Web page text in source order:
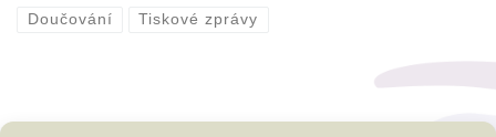
Doučování Tiskové zprávy